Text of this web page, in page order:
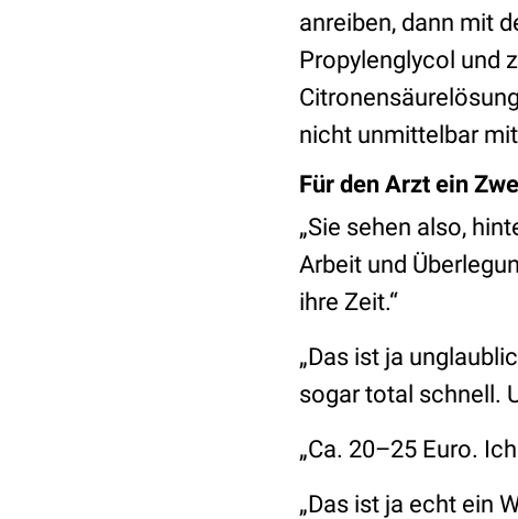
anreiben, dann mit
Propylenglycol und
nicht unmittelbar
Für den Arzt ein
„Sie sehen also,
Arbeit und
ihre Zeit.“
„Das ist ja
sogar total schnell.
„Ca. 20–25 Euro.
„Das ist ja echt ein